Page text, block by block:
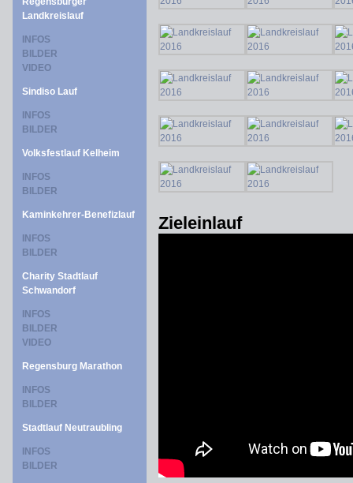
Landkreislauf
INFOS
BILDER
VIDEO
Sindiso Lauf
INFOS
BILDER
Volksfestlauf Kelheim
INFOS
BILDER
Kaminkehrer-Benefizlauf
INFOS
BILDER
Charity Stadtlauf
Schwandorf
INFOS
BILDER
VIDEO
Regensburg Marathon
INFOS
BILDER
Stadtlauf Neutraubling
INFOS
BILDER
Zieleinlauf